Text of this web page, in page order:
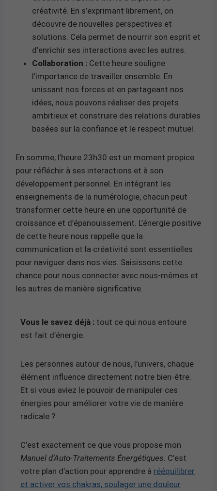
créativité. En s’exprimant librement, on
découvre de nouvelles perspectives et
solutions. Cela permet de nourrir son esprit et
d’enrichir ses interactions avec les autres.
Collaboration : Cette heure souligne
l’importance de travailler ensemble. En
unissant nos forces et en partageant nos
idées, nous pouvons réaliser des projets
ambitieux et construire des relations durables
basées sur la confiance et le respect mutuel.
En somme, l’heure 23h30 est un moment propice
pour réfléchir à ses interactions et à son
développement personnel. En intégrant les
enseignements de la numérologie, chacun peut
transformer cette heure en une opportunité de
croissance et d’épanouissement. L’énergie positive
de cette heure nous rappelle que la
communication et la créativité sont essentielles
pour naviguer dans nos vies. Saisissons cette
chance pour nous connecter avec nous-mêmes et
les autres de manière significative.
Vous le savez déjà : tout ce qui nous entoure
est fait d’énergie.
Les personnes autour de nous, l’univers, chaque
élément influence directement notre bien-être.
Et si vous aviez le pouvoir de manipuler ces
énergies pour améliorer votre vie de manière
radicale ?
C’est exactement ce que vous propose mon
Manuel d’Auto-Traitements Énergétiques . C’est
votre plan d’action pour apprendre à rééquilibrer
et activer vos chakras, soulager une douleur